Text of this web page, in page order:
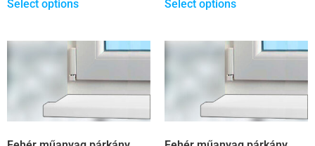
Select options Select options